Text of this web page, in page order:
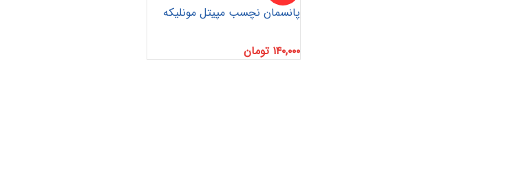
پانسمان نچسب مپیتل مونلیکه
۱۴۰,۰۰۰ تومان